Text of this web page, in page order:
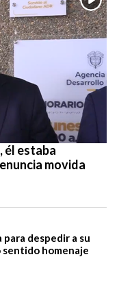
él estaba
movida
despedir a su
homenaje